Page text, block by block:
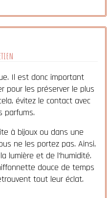
Il est donc important
pour les préserver le plus
évitez le contact avec
parfums.
à bijoux ou dans une
ne les portez pas. Ainsi,
lumière et de l’humidité.
douce de temps
tout leur éclat.